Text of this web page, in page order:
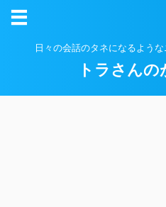
日々の会話のタネになるよう
トラさんの